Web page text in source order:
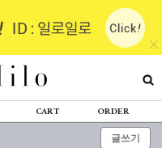
CART ORDER
글쓰기